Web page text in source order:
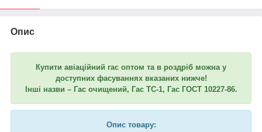
Опис
Купити авіаційний гас оптом та в роздріб можна у
доступних фасуваннях вказаних нижче!
Інші назви – Гас очищений, Гас ТС-1, Гас ГОСТ 10227-86.
Опис товару: